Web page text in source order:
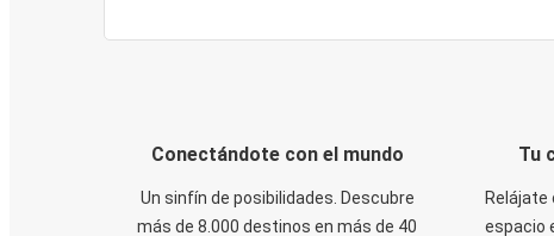
Conectándote con el mundo
Un sinfín de posibilidades. Descubre
más de 8.000 destinos en más de 40
Tu
Relájate
espacio